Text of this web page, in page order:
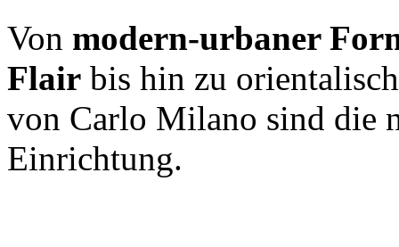
Von modern-urbaner
Flair bis hin zu
von Carlo Milano sind die
Einrichtung.